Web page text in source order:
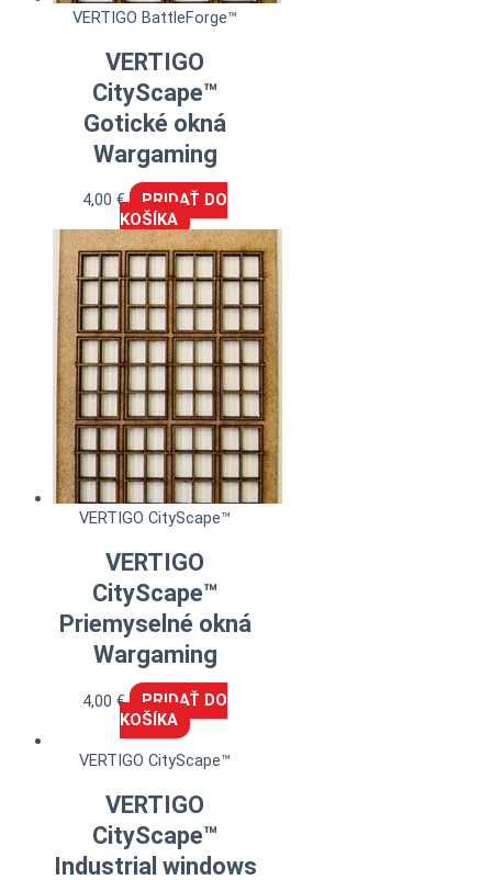
VERTIGO BattleForge™
VERTIGO
CityScape™
Gotické okná
Wargaming
4,00€
PRIDAŤ DO
KOŠÍKA
VERTIGO CityScape™
VERTIGO
CityScape™
Priemyselné okná
Wargaming
4,00€
PRIDAŤ DO
KOŠÍKA
VERTIGO CityScape™
VERTIGO
CityScape™
Industrial windows